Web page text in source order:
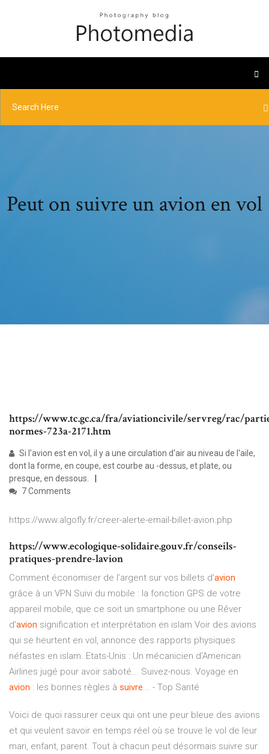
Peut on suivre un avion en vol
https://www.tc.gc.ca/fra/aviationcivile/servreg/rac/
normes-723a-2171.htm
Si l'avion est en vol, il y a une circulation d'air au niveau de l'aile,
dont la forme, en coupe, est courbe au -dessus, et plate, ou
presque, en dessous.
7 Comments
https://www.algofly.fr/creer-alerte-email-billet-avion.php
https://www.ecologique-solidaire.gouv.fr/conseils-
pratiques-prendre-lavion
Comment économiser de l’argent sur vos billets d’avion
grâce à un VPN Suivi du mobile : la fonction GPS de votre
appareil mobile, que ce soit un smartphone ou une Rêver
d'avion signification et interprétation en islam Voir des avions
qui se heurtent en vol, annonce des rapports physiques
néfastes en islam. Etats-Unis : Un mécanicien d’American
Airlines jugé pour avoir saboté... Suivez-nous. Voyage en
avion : les bonnes règles à suivre... - Top Santé
Voici de quoi rassurer ceux qui ont une peur bleue des avions
et qui veulent savoir en temps réel où se trouve le vol de leur
mari, enfant, parent. Tout à chacun peut désormais suivre sur